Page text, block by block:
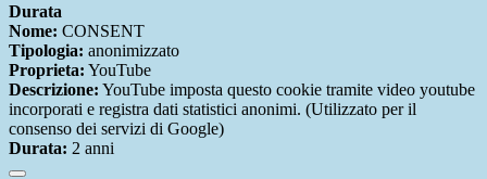
Durata
Nome: CONSENT
Tipologia: anonimizzato
Proprieta: YouTube
Descrizione: YouTube imposta questo cookie tramite video youtube
incorporati e registra dati statistici anonimi. (Utilizzato per il
consenso dei servizi di Google)
Durata: 2 anni